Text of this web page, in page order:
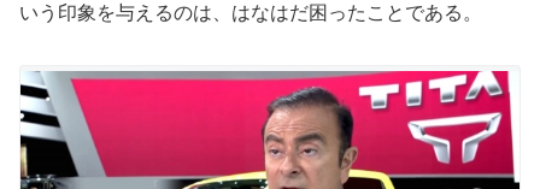
いう印象を与えるのは、はなはだ困ったことである。